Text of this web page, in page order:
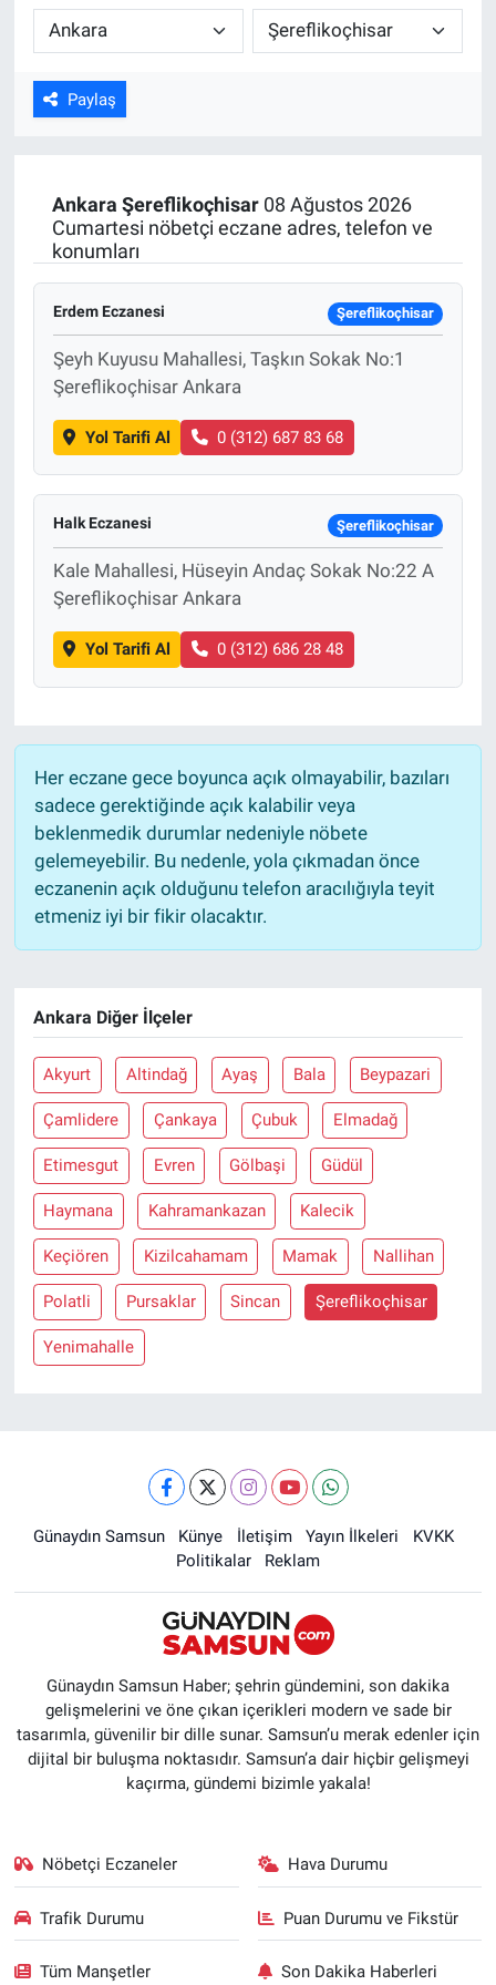
Paylaş
Ankara Şereflikoçhisar08 Ağustos 2026
Cumartesi nöbetçi eczane adres, telefon ve
konumları
Erdem Eczanesi Şereflikoçhisar
Şeyh Kuyusu Mahallesi, Taşkın Sokak No:1
Şereflikoçhisar Ankara
Yol Tarifi Al 0 (312) 687 83 68
Halk Eczanesi Şereflikoçhisar
Kale Mahallesi, Hüseyin Andaç Sokak No:22 A
Şereflikoçhisar Ankara
Yol Tarifi Al 0 (312) 686 28 48
Her eczane gece boyunca açık olmayabilir, bazıları
sadece gerektiğinde açık kalabilir veya
beklenmedik durumlar nedeniyle nöbete
gelemeyebilir. Bu nedenle, yola çıkmadan önce
eczanenin açık olduğunu telefon aracılığıyla teyit
etmeniz iyi bir fikir olacaktır.
Ankara Diğer İlçeler
Akyurt Altindağ Ayaş Bala Beypazari
Çamlidere Çankaya Çubuk Elmadağ
Etimesgut Evren Gölbaşi Güdül
Haymana Kahramankazan Kalecik
Keçiören Kizilcahamam Mamak Nallihan
Polatli Pursaklar Sincan Şereflikoçhisar
Yenimahalle
Günaydın Samsun Künye İletişim Yayın İlkeleri
KVKK
Politikalar
Reklam
Günaydın Samsun Haber; şehrin gündemini, son dakika
gelişmelerini ve öne çıkan içerikleri modern ve sade bir
tasarımla, güvenilir bir dille sunar. Samsun’u merak edenler için
dijital bir buluşma noktasıdır. Samsun’a dair hiçbir gelişmeyi
kaçırma, gündemi bizimle yakala!
Nöbetçi Eczaneler Hava Durumu
Trafik Durumu Puan Durumu ve Fikstür
Tüm Manşetler Son Dakika Haberleri
Kültür Sanat
Bilim ve Teknoloji